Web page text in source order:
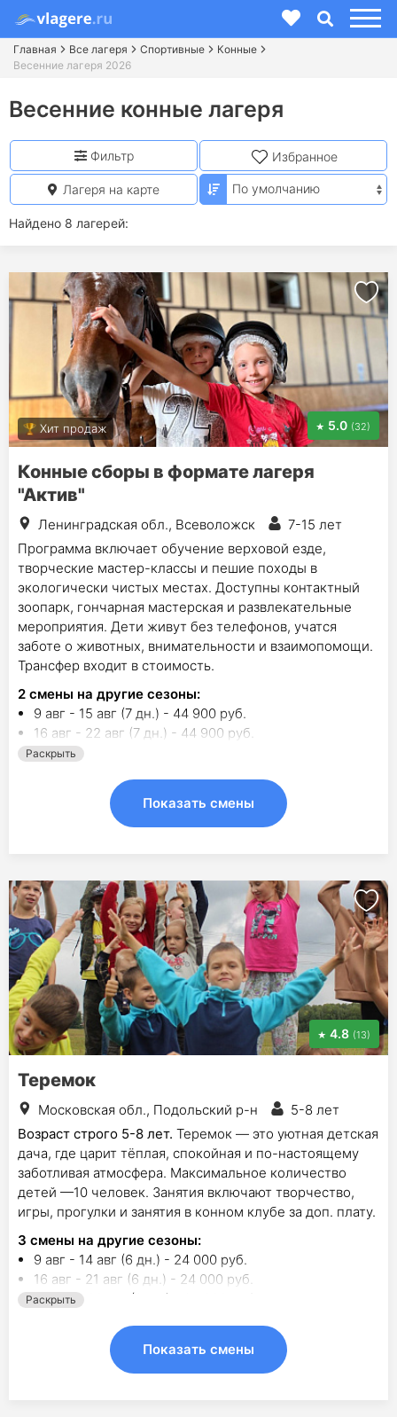
Главная Все лагеря Спортивные
Конные
Весенние лагеря 2026
Весенние конные лагеря
Найдено 8 лагерей:
Фильтр Избранное
Лагеря на карте
Хит продаж 5.0 (32)
Конные сборы в формате лагеря
"Актив"
Ленинградская обл., Всеволожск
7-15 лет
Программа включает обучение верховой езде,
творческие мастер-классы и пешие походы в
экологически чистых местах. Доступны контактный
зоопарк, гончарная мастерская и развлекательные
мероприятия. Дети живут без телефонов, учатся
заботе о животных, внимательности и взаимопомощи.
Трансфер входит в стоимость.
2 смены на другие сезоны:
9 авг - 15 авг (7 дн.) - 44 900 руб.
16 авг - 22 авг (7 дн.) - 44 900 руб.
Раскрыть
Показать смены
4.8 (13)
Теремок
Московская обл., Подольский р-н
5-8 лет
Возраст строго 5-8 лет. Теремок — это уютная детская
дача, где царит тёплая, спокойная и по-настоящему
заботливая атмосфера. Максимальное количество
детей —10 человек. Занятия включают творчество,
игры, прогулки и занятия в конном клубе за доп. плату.
3 смены на другие сезоны:
9 авг - 14 авг (6 дн.) - 24 000 руб.
16 авг - 21 авг (6 дн.) - 24 000 руб.
23 авг - 28 авг (6 дн.) - 25 000 руб.
Раскрыть
Показать смены